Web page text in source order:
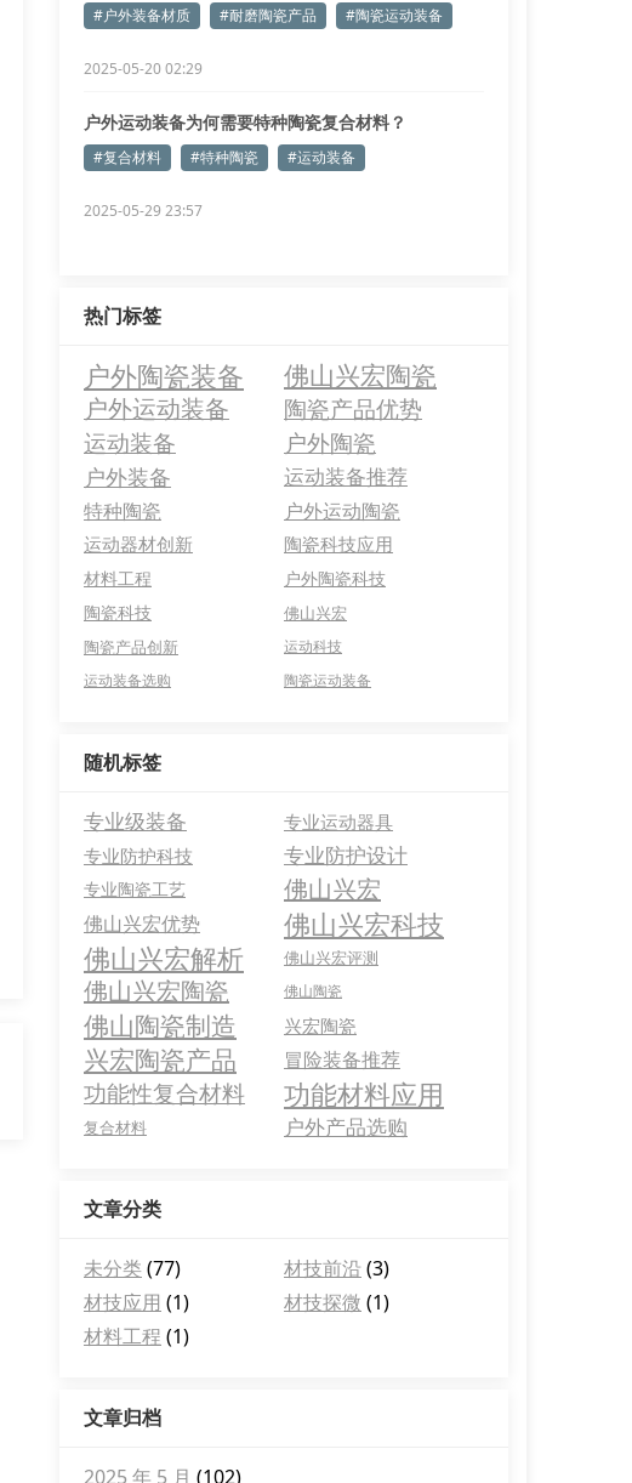
#户外装备材质 #耐磨陶瓷产品 #陶瓷运动装备
2025-05-20 02:29
户外运动装备为何需要特种陶瓷复合材料？
#复合材料 #特种陶瓷 #运动装备
2025-05-29 23:57
热门标签
户外陶瓷装备 佛山兴宏陶瓷
户外运动装备 陶瓷产品优势
运动装备
户外陶瓷
户外装备
运动装备推荐
特种陶瓷 户外运动陶瓷
运动器材创新 陶瓷科技应用
材料工程
户外陶瓷科技
陶瓷科技
佛山兴宏
陶瓷产品创新
运动科技
运动装备选购
陶瓷运动装备
随机标签
专业级装备
专业运动器具
专业防护科技
专业防护设计
专业陶瓷工艺 佛山兴宏
佛山兴宏优势
佛山兴宏科技
佛山兴宏解析
佛山兴宏评测
佛山兴宏陶瓷 佛山陶瓷
佛山陶瓷制造 兴宏陶瓷
兴宏陶瓷产品 冒险装备推荐
功能性复合材料 功能材料应用
复合材料 户外产品选购
文章分类
未分类(77) 材技前沿 (3)
材技应用 (1) 材技探微 (1)
材料工程 (1)
文章归档
2025 年 5 月 (102)